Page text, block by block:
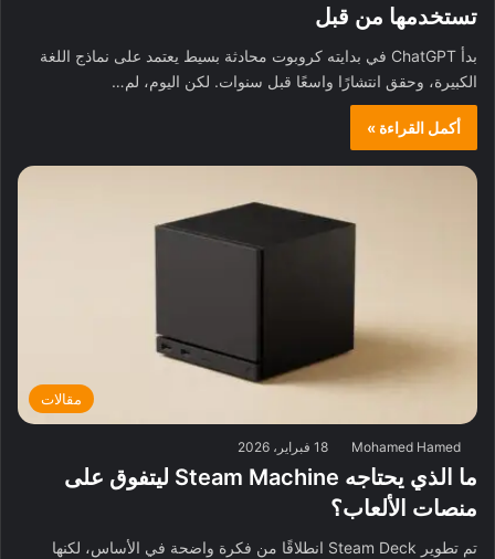
تستخدمها من قبل
بدأ ChatGPT في بدايته كروبوت محادثة بسيط يعتمد على نماذج اللغة
الكبيرة، وحقق انتشارًا واسعًا قبل سنوات. لكن اليوم، لم…
أكمل القراءة »
مقالات
Mohamed Hamed 18 فبراير، 2026
ما الذي يحتاجه Steam Machine ليتفوق على
منصات الألعاب؟
تم تطوير Steam Deck انطلاقًا من فكرة واضحة في الأساس، لكنها